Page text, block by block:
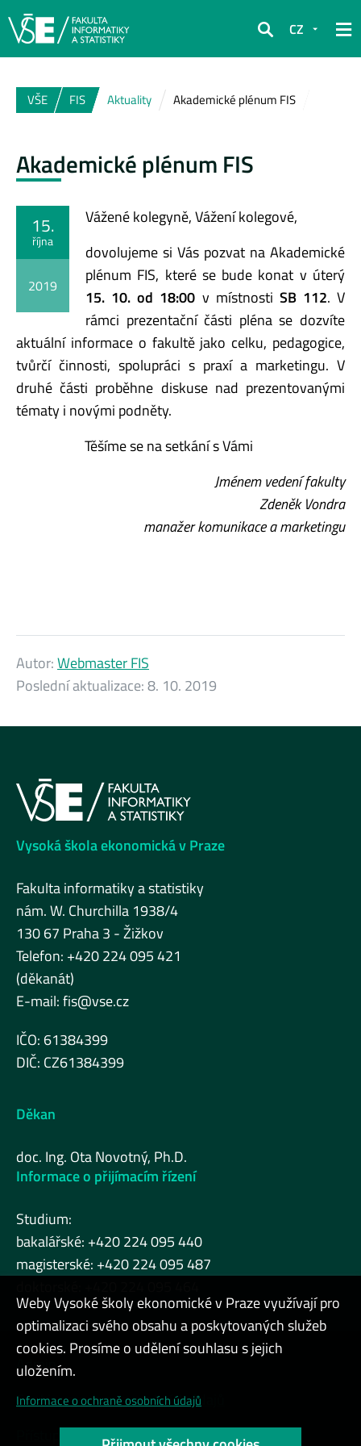
Hledat
CZ
VŠE FIS Aktuality Akademické plénum FIS
Akademické plénum FIS
15.
října
2019
Vážené kolegyně, Vážení kolegové,
dovolujeme si Vás pozvat na Akademické
plénum FIS, které se bude konat v úterý
15. 10. od 18:00 v místnosti SB 112. V
rámci prezentační části pléna se dozvíte
aktuální informace o fakultě jako celku, pedagogice,
tvůrčí činnosti, spolupráci s praxí a marketingu. V
druhé části proběhne diskuse nad prezentovanými
tématy i novými podněty.
Těšíme se na setkání s Vámi
Jménem vedení fakulty
Zdeněk Vondra
manažer komunikace a marketingu
Autor:Webmaster FIS
Poslední aktualizace:8. 10. 2019
Vysoká škola ekonomická v Praze
Fakulta informatiky a statistiky
nám. W. Churchilla 1938/4
130 67 Praha 3 - Žižkov
Telefon: +420 224 095 421
(děkanát)
E-mail:fis@vse.cz
IČO: 61384399
DIČ: CZ61384399
Děkan
doc. Ing. Ota Novotný, Ph.D.
Informace o přijímacím řízení
Studium:
bakalářské: +420 224 095 440
magisterské: +420 224 095 487
Admin
Cookies a ochrana osobních údajů
Přístupnost webu
Weby Vysoké školy ekonomické v Praze využívají pro
optimalizaci svého obsahu a poskytovaných služeb
cookies. Prosíme o udělení souhlasu s jejich
uložením.
Informace o ochraně osobních údajů